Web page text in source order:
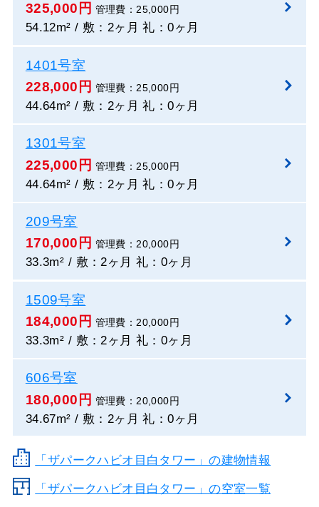
325,000円 管理費：25,000円
54.12m² / 敷：2ヶ月 礼：0ヶ月
1401号室
228,000円 管理費：25,000円
44.64m² / 敷：2ヶ月 礼：0ヶ月
1301号室
225,000円 管理費：25,000円
44.64m² / 敷：2ヶ月 礼：0ヶ月
209号室
170,000円 管理費：20,000円
33.3m² / 敷：2ヶ月 礼：0ヶ月
1509号室
184,000円 管理費：20,000円
33.3m² / 敷：2ヶ月 礼：0ヶ月
606号室
180,000円 管理費：20,000円
34.67m² / 敷：2ヶ月 礼：0ヶ月
「ザパークハビオ目白タワー」の建物情報
「ザパークハビオ目白タワー」の空室一覧